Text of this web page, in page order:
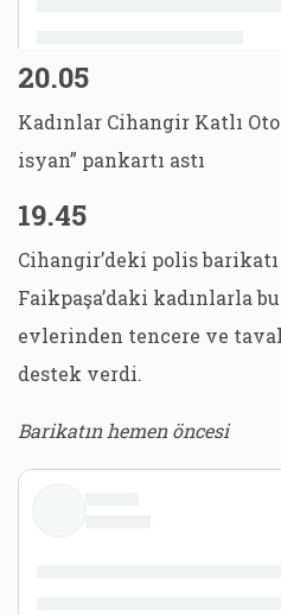
20.05
Kadınlar Cihangir Katlı
isyan” pankartı astı
19.45
Cihangir’deki polis
Faikpaşa’daki kadınlarla
evlerinden tencere ve
destek verdi.
Barikatın hemen öncesi